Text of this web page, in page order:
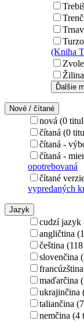
(Kniha
Ďalšie
Nové / čítané
nová (0
čítaná (0
čítaná -
čítaná -
opotrebovaná
čítané
vypredaných
Jazyk
cudzí jazyk
angličtina
čeština
slovenčina
maďarčina
ukrajinčina
taliančina
nemčina (4